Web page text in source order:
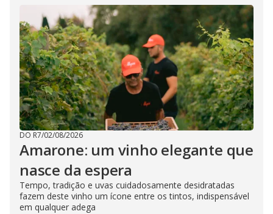
DO R7/02/08/2026
Amarone: um vinho elegante que
nasce da espera
Tempo, tradição e uvas cuidadosamente desidratadas
fazem deste vinho um ícone entre os tintos, indispensável
em qualquer adega